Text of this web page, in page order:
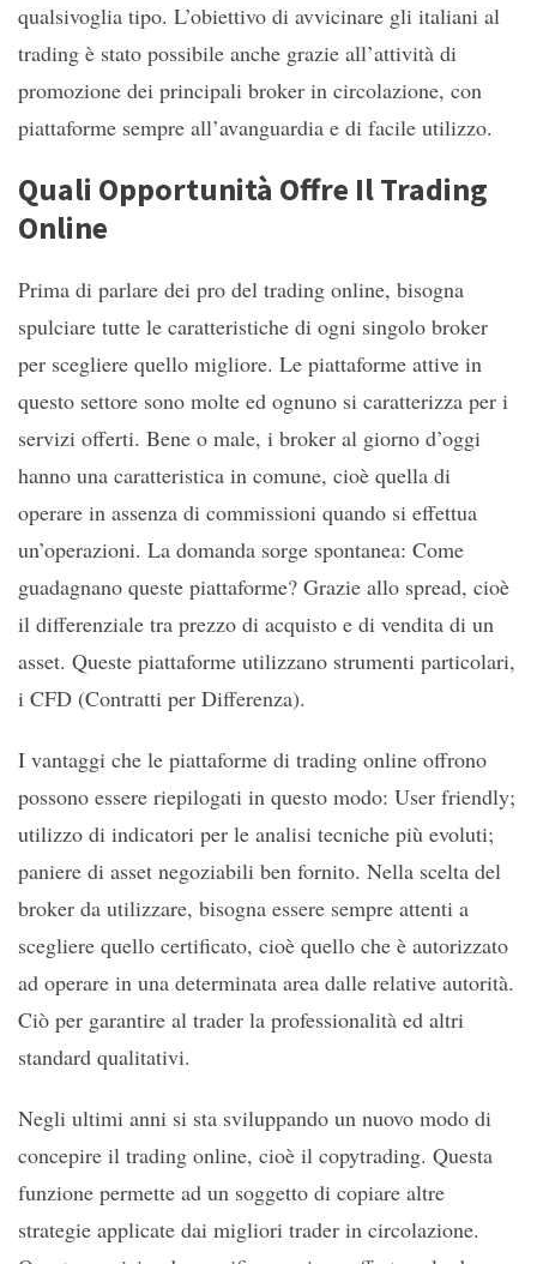
qualsivoglia tipo. L’obiettivo di avvicinare gli italiani al
trading è stato possibile anche grazie all’attività di
promozione dei principali broker in circolazione, con
piattaforme sempre all’avanguardia e di facile utilizzo.
Quali Opportunità Offre Il Trading
Online
Prima di parlare dei pro del trading online, bisogna
spulciare tutte le caratteristiche di ogni singolo broker
per scegliere quello migliore. Le piattaforme attive in
questo settore sono molte ed ognuno si caratterizza per i
servizi offerti. Bene o male, i broker al giorno d’oggi
hanno una caratteristica in comune, cioè quella di
operare in assenza di commissioni quando si effettua
un’operazioni. La domanda sorge spontanea: Come
guadagnano queste piattaforme? Grazie allo spread, cioè
il differenziale tra prezzo di acquisto e di vendita di un
asset. Queste piattaforme utilizzano strumenti particolari,
i CFD (Contratti per Differenza).
I vantaggi che le piattaforme di trading online offrono
possono essere riepilogati in questo modo: User friendly;
utilizzo di indicatori per le analisi tecniche più evoluti;
paniere di asset negoziabili ben fornito. Nella scelta del
broker da utilizzare, bisogna essere sempre attenti a
scegliere quello certificato, cioè quello che è autorizzato
ad operare in una determinata area dalle relative autorità.
Ciò per garantire al trader la professionalità ed altri
standard qualitativi.
Negli ultimi anni si sta sviluppando un nuovo modo di
concepire il trading online, cioè il copytrading. Questa
funzione permette ad un soggetto di copiare altre
strategie applicate dai migliori trader in circolazione.